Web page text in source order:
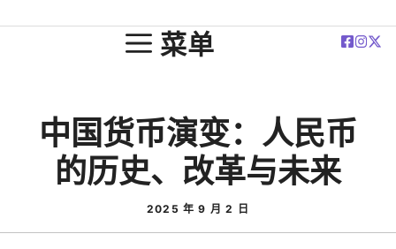
菜单
中国货币演变：人民币
的历史、改革与未来
2025 年 9 月 2 日
Polski